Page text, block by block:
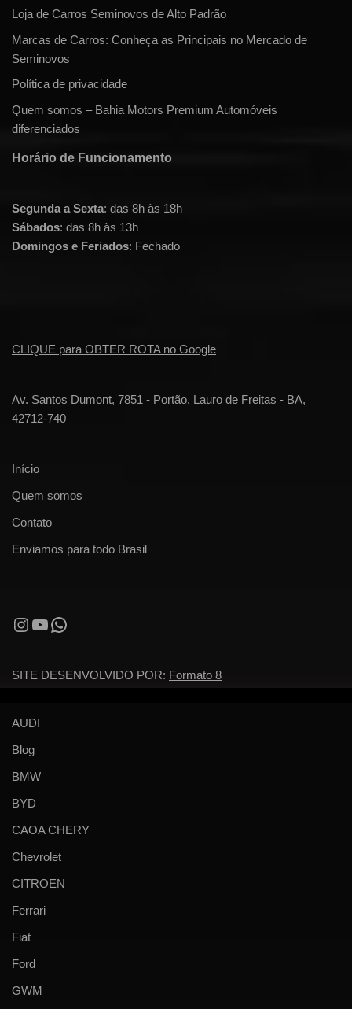
Loja de Carros Seminovos de Alto Padrão
Marcas de Carros: Conheça as Principais no Mercado de
Seminovos
Política de privacidade
Quem somos – Bahia Motors Premium Automóveis
diferenciados
Horário de Funcionamento
Segunda a Sexta: das 8h às 18h
Sábados: das 8h às 13h
Domingos e Feriados: Fechado
CLIQUE para OBTER ROTA no Google
Av. Santos Dumont, 7851 - Portão, Lauro de Freitas - BA,
42712-740
Início
Quem somos
Contato
Enviamos para todo Brasil
SITE DESENVOLVIDO POR: Formato 8
AUDI
Blog
BMW
BYD
CAOA CHERY
Chevrolet
CITROEN
Ferrari
Fiat
Ford
GWM